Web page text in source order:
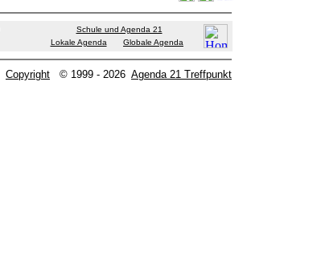
Schule und Agenda 21
Lokale Agenda
Globale Agenda
Copyright © 1999 - 2026 Agenda 21 Treffpunkt